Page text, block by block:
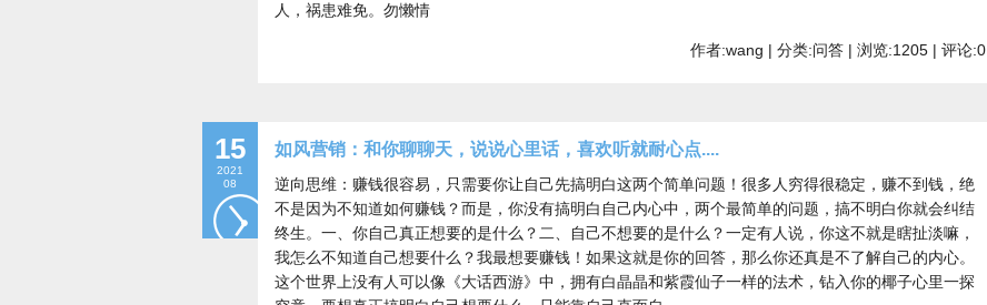
人，祸患难免。勿懒情
作者:wang | 分类:问答 | 浏览:1205 | 评论:0
15
2021
08
如风营销：和你聊聊天，说说心里话，喜欢听就耐心点....
逆向思维：赚钱很容易，只需要你让自己先搞明白这两个简单问题！很多人穷得很稳定，赚不到钱，绝
不是因为不知道如何赚钱？而是，你没有搞明白自己内心中，两个最简单的问题，搞不明白你就会纠结
终生。一、你自己真正想要的是什么？二、自己不想要的是什么？一定有人说，你这不就是瞎扯淡嘛，
我怎么不知道自己想要什么？我最想要赚钱！如果这就是你的回答，那么你还真是不了解自己的内心。
这个世界上没有人可以像《大话西游》中，拥有白晶晶和紫霞仙子一样的法术，钻入你的椰子心里一探